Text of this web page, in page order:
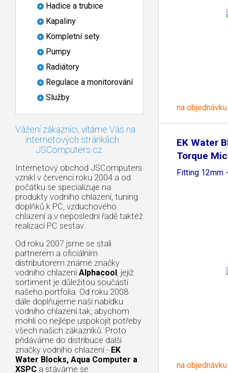
Hadice a trubice
Kapaliny
Kompletní sety
Pumpy
Radiátory
Regulace a monitorování
Služby
Vážení zákazníci, vítáme Vás na
internetových stránkách
JSComputers.cz
Internetový obchod JSComputers
vznikl v červenci roku 2004 a od
počátku se specializuje na
produkty vodního chlazení, tuning
doplňků k PC, vzduchového
chlazení a v neposlední řadě taktéž
realizací PC sestav.
Od roku 2007 jsme se stali
partnerem a oficiálním
distributorem známé značky
vodního chlazení Alphacool, jejíž
sortiment je důležitou součástí
našeho portfolia. Od roku 2008
dále doplňujeme naší nabídku
vodního chlazení tak, abychom
mohli co nejlépe uspokojit potřeby
všech našich zákazníků. Proto
přidáváme do distribuce další
značky vodního chlazení - EK
Water Blocks, Aqua Computer a
XSPC a stáváme se
na objednávku
EK Water
Torque
Fitting 12mm
na objednávku